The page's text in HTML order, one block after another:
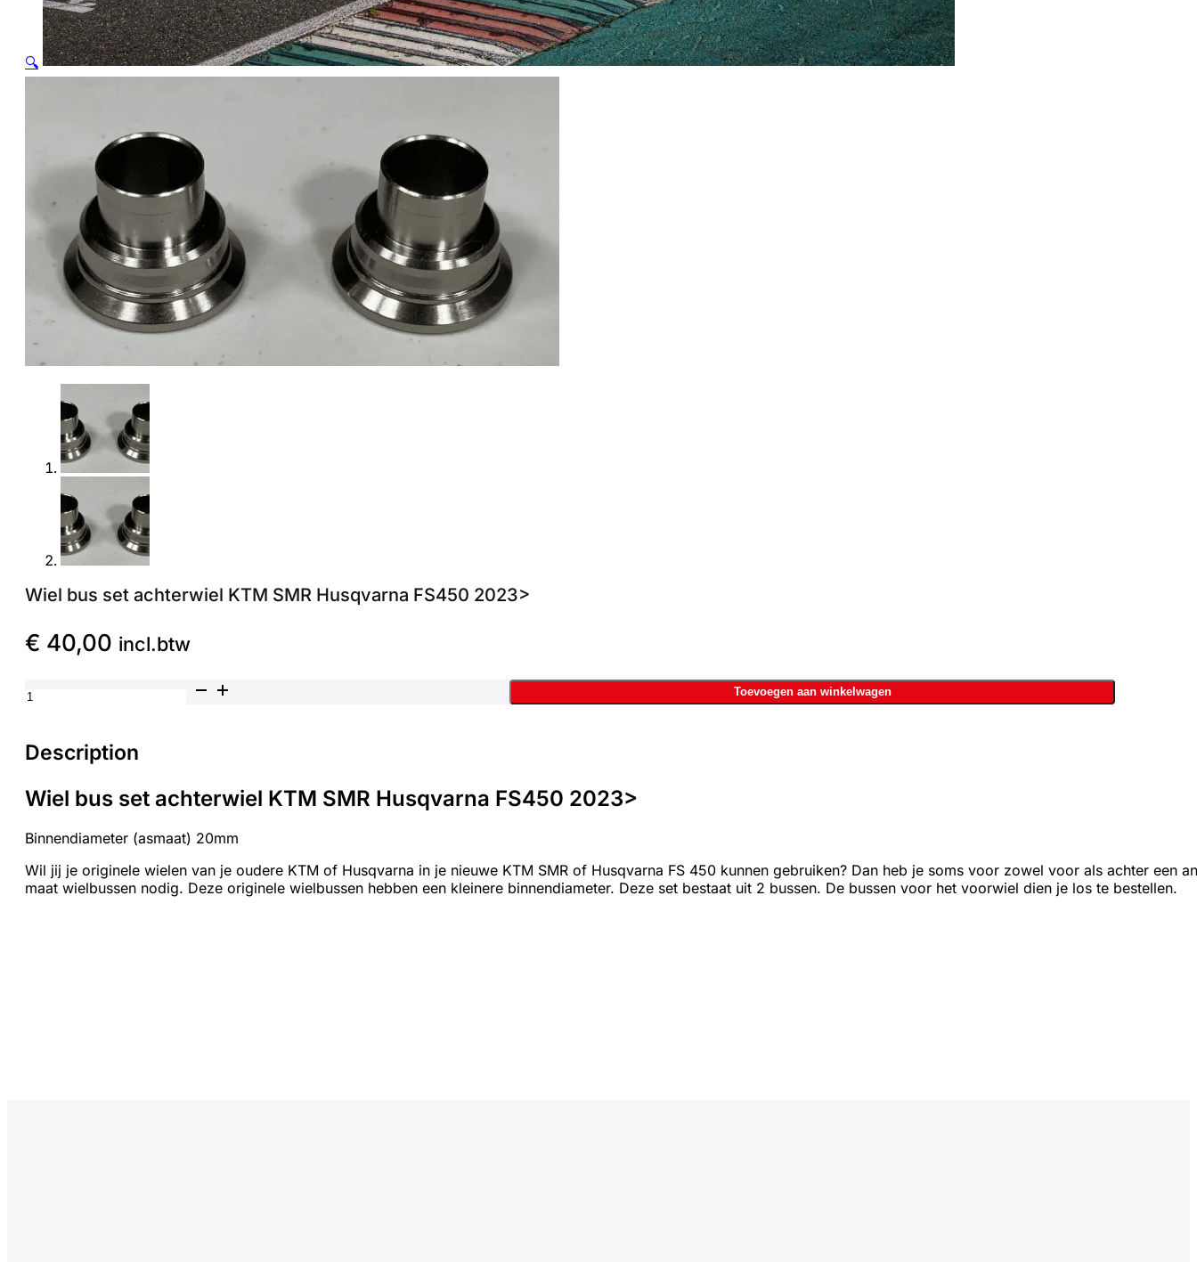
🔍
Wiel bus set achterwiel KTM SMR Husqvarna FS450 2023>
€ 40,00 incl.btw
Wiel bus set achterwiel KTM SMR Husqvarna FS450 2023> aantal Toevoegen aan winkelwagen
Description
Wiel bus set achterwiel KTM SMR Husqvarna FS450 2023>
Binnendiameter (asmaat) 20mm
Wil jij je originele wielen van je oudere KTM of Husqvarna in je nieuwe KTM SMR of Husqvarna FS 450 kunnen gebruiken? Dan heb je soms voor zowel voor als achter een
maat wielbussen nodig. Deze originele wielbussen hebben een kleinere binnendiameter. Deze set bestaat uit 2 bussen. De bussen voor het voorwiel dien je los te bestellen.